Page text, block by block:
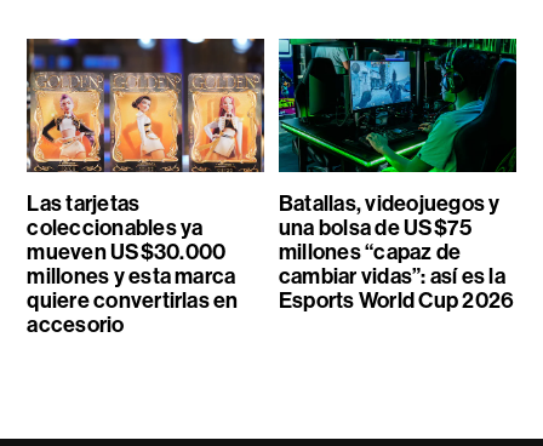
Las tarjetas
coleccionables ya
mueven US$30.000
millones y esta marca
quiere convertirlas en
accesorio
Batallas, videojuegos y
una bolsa de US$75
millones “capaz de
cambiar vidas”: así es la
Esports World Cup 2026